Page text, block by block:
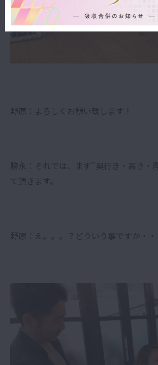
野原：よろしくお願い致します！
勝永：それでは、まず”奥行き・高さ・
て頂きます。
野原：え。。。？どういう事ですか・・